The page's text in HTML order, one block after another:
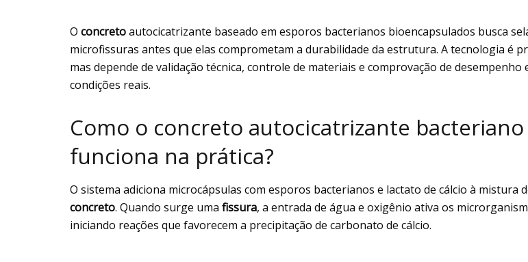
O concretoautocicatrizante baseado em esporos bacterianos bioencapsulados busca
microfissuras antes que elas comprometam a durabilidade da estrutura. A tecnologia é
mas depende de validação técnica, controle de materiais e comprovação de desempenho
condições reais.
Como o concreto autocicatrizante bacteriano
funciona na prática?
O sistema adiciona microcápsulas com esporos bacterianos e lactato de cálcio à mistura
concreto. Quando surge uma fissura, a entrada de água e oxigênio ativa os
iniciando reações que favorecem a precipitação de carbonato de cálcio.